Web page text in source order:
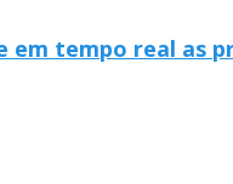
em tempo real as